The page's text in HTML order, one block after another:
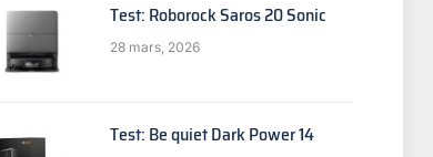
Test: Roborock Saros 20 Sonic
28 mars, 2026
Test: Be quiet Dark Power 14